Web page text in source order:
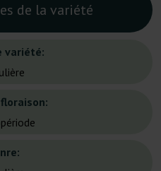
de la variété
variété: